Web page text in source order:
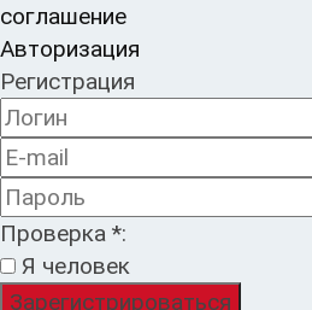
соглашение
Авторизация
Регистрация
Проверка *:
Я челoвeк